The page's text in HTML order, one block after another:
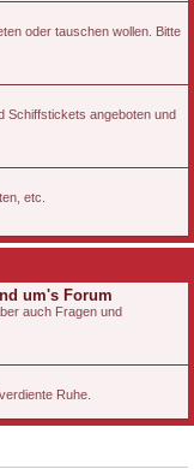
oder tauschen wollen. Bitte
Schiffstickets angeboten und
etc.
um's Forum
auch Fragen und
Ruhe.